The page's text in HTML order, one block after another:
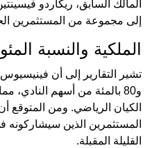
المالك السابق، ريكاردو
إلى مجموعة من المستثمرين
الملكية والنسبة
و80 بالمئة من أسهم النادي،
الكيان الرياضي. ومن المتوقع
المستثمرين الذين سيشاركونه
القليلة المقبلة.